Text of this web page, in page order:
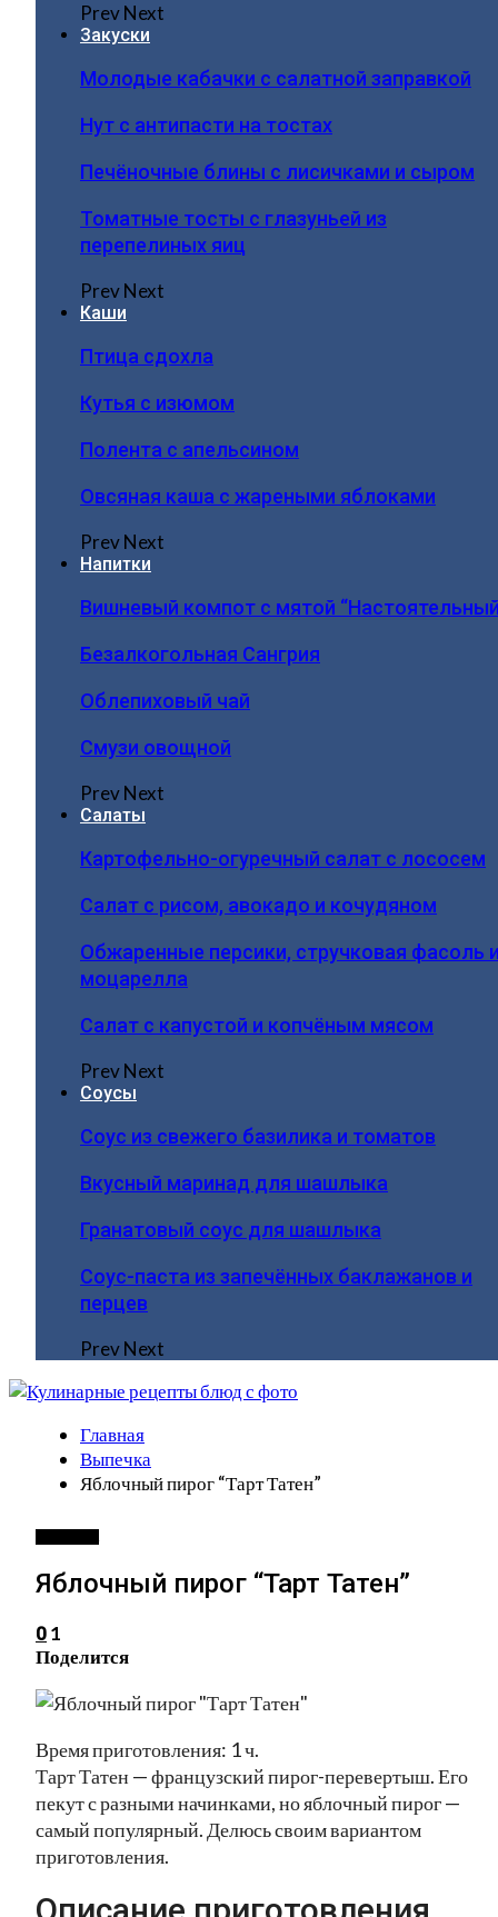
PrevNext
Закуски
Молодые кабачки с салатной заправкой
Нут с антипасти на тостах
Печёночные блины с лисичками и сыром
Томатные тосты с глазуньей из
перепелиных яиц
PrevNext
Каши
Птица сдохла
Кутья с изюмом
Полента с апельсином
Овсяная каша с жареными яблоками
PrevNext
Напитки
Вишневый компот с мятой
Безалкогольная Сангрия
Облепиховый чай
Смузи овощной
PrevNext
Салаты
Картофельно-огуречный салат с лососем
Салат с рисом, авокадо и кочудяном
Обжаренные персики, стручковая фасоль
моцарелла
Салат с капустой и копчёным мясом
PrevNext
Соусы
Соус из свежего базилика и томатов
Вкусный маринад для шашлыка
Гранатовый соус для шашлыка
Соус-паста из запечённых баклажанов и
перцев
PrevNext
Главная
Выпечка
Яблочный пирог “Тарт Татен”
Яблочный пирог “Тарт Татен”
0 1
Поделится
Время приготовления: 1 ч.
Тарт Татен — французский пирог-перевертыш. Его
пекут с разными начинками, но яблочный пирог —
самый популярный. Делюсь своим вариантом
приготовления.